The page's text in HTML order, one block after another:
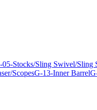
05-Stocks/Sling Swivel/Sling
ScopesG-13-Inner Barrel